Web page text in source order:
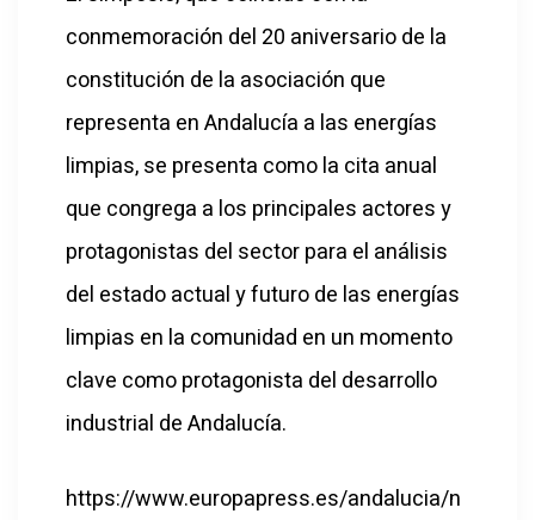
conmemoración del 20 aniversario de la
constitución de la asociación que
representa en Andalucía a las energías
limpias, se presenta como la cita anual
que congrega a los principales actores y
protagonistas del sector para el análisis
del estado actual y futuro de las energías
limpias en la comunidad en un momento
clave como protagonista del desarrollo
industrial de Andalucía.
https://www.europapress.es/andalucia/n